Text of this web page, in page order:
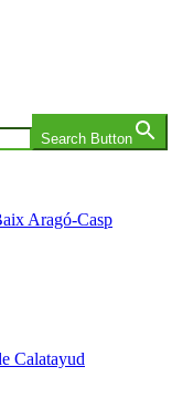
Search Button
Aragó-Casp
Calatayud